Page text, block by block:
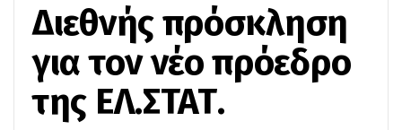
Διεθνής πρόσκληση
για τον νέο πρόεδρο
της ΕΛ.ΣΤΑΤ.